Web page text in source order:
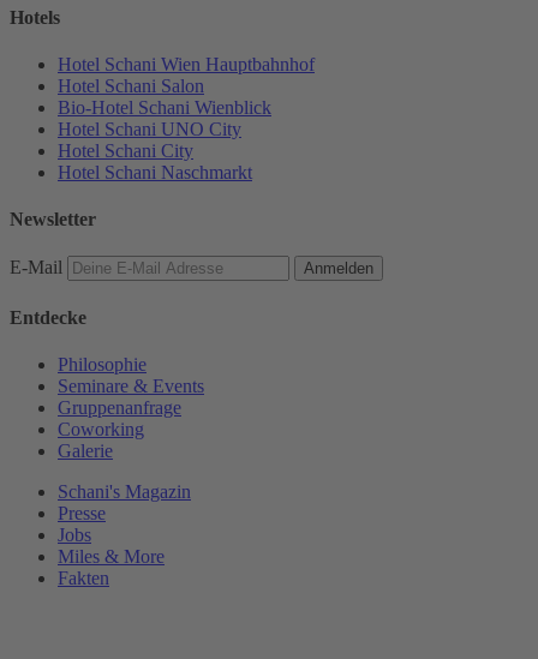
Hotels
Hotel Schani Wien Hauptbahnhof
Hotel Schani Salon
Bio-Hotel Schani Wienblick
Hotel Schani UNO City
Hotel Schani City
Hotel Schani Naschmarkt
Newsletter
E-Mail Anmelden
Entdecke
Philosophie
Seminare & Events
Gruppenanfrage
Coworking
Galerie
Schani's Magazin
Presse
Jobs
Miles & More
Fakten